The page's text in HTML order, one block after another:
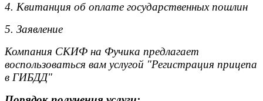
4. Квитанция об оплате государственных пошлин
5. Заявление
Компания СКИФ на Фучика предлагает
воспользоваться вам услугой "Регистрация прицепа
в ГИБДД"